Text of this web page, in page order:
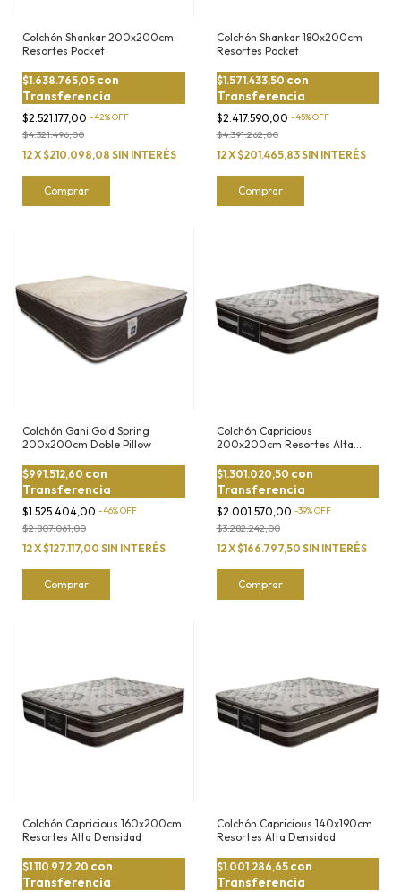
Colchón Shankar 200x200cm
Resortes Pocket
$2.521.177,00 -42%OFF
$4.321.496,00
$1.638.765,05 con
Transferencia
12X$210.098,08 SIN INTERÉS
Comprar
Colchón Shankar 180x200cm
Resortes Pocket
$2.417.590,00 -45%OFF
$4.391.262,00
$1.571.433,50 con
Transferencia
12X$201.465,83SIN INTERÉS
Comprar
Colchón Gani Gold Spring
200x200cm Doble Pillow
$1.525.404,00 -46%OFF
$2.807.061,00
$991.512,60 con
Transferencia
12X$127.117,00 SIN INTERÉS
Comprar
Colchón Capricious
200x200cm Resortes Alta
$2.001.570,00 -39%OFF
$3.282.242,00
$1.301.020,50 con
Transferencia
12X$166.797,50 SIN INTERÉS
Comprar
Colchón Capricious 160x200cm
Resortes Alta Densidad
$1.110.972,20 con
Transferencia
Colchón Capricious 140x190cm
Resortes Alta Densidad
$1.001.286,65 con
Transferencia